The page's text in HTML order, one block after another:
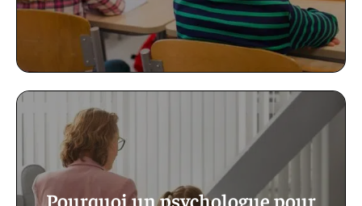
Pourquoi un psychologue pour